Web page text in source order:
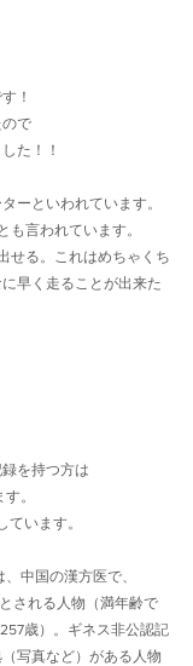
！
で
た！！
ーといわれています。
も言われています。
せる。これはめちゃくち
早く走ることが出来た
を持つ方は
。
ています。
される人物（満年齢で
歳）。ギネス非公認記
写真など）がある人物